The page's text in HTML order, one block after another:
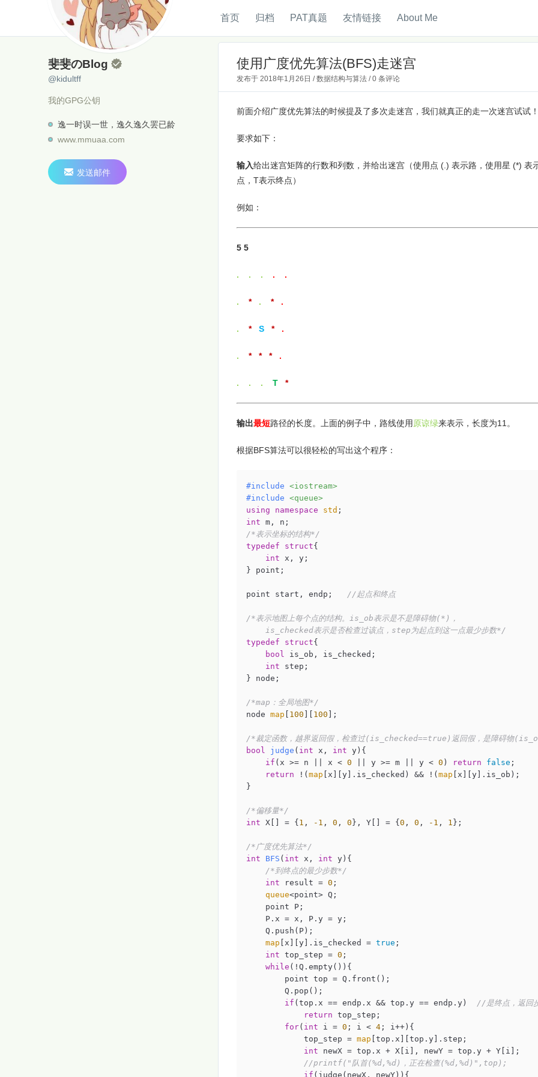
斐斐のBlog
@kidultff
首页 归档 PAT真题 友情链接 About Me
斐斐のBlog 
@kidultff
我的GPG公钥
逸一时误一世，逸久逸久罢已龄
www.mmuaa.com
 发送邮件
使用广度优先算法(BFS)走迷宫
发布于 2018年1月26日 /数据结构与算法/0 条评论
前面介绍广度优先算法的时候提及了多次走迷宫，我们就真正的走一次迷宫试试
要求如下：
输入给出迷宫矩阵的行数和列数，并给出迷宫（使用点 (.) 表示路，使用星 (*) 表
点，T表示终点）
例如：
5 5
. . . . .
. * . * .
. * S * .
. * * * .
. . . T *
输出最短路径的长度。上面的例子中，路线使用 原谅绿来表示，长度为11。
根据BFS算法可以很轻松的写出这个程序：
#include
<iostream>
#include
<queue>
using
namespace std
int
/*表示坐标的结构*/
typedef
struct{
int x, y;
} point;
point start, endp; //起点和终点
/*表示地图上每个点的结构。is_ob表示是不是障碍物(*)，
is_checked表示是否检查过该点，step为起点到这一点最少步数*/
typedef
struct{
bool
is_ob, is_checked;
int step;
} node;
/*map：全局地图*/
node map 100 100 ];
/*裁定函数，越界返回假，检查过(is_checked==true)返回假，是障碍物
bool
judge ( int x, int y) {
if (x >= n || x < 0 || y >= m || y < 0 ) return false ;
return !(map [x][y].is_checked) && !(map [x][y].is_ob);
}
/*偏移量*/
int X[] = { 1 , -1 , 0 , 0 }, Y[] = {0 , 0 , -1 , 1 };
/*广度优先算法*/
int
BFS ( int x, int y) {
/*到终点的最少步数*/
int result = 0 ;
queue<point> Q;
point P;
P.x = x, P.y = y;
Q.push(P);
map [x][y].is_checked = true ;
int top_step = 0 ;
while (!Q.empty()){
point top = Q.front();
Q.pop();
if (top.x == endp.x && top.y == endp.y)
//是终点，返回
return top_step;
for( int i = 0 ; i < 4 ; i++){
top_step = map [top.x][top.y].step;
int newX = top.x + X[i], newY = top.y + Y[i];
//printf("队首(%d,%d)，正在检查(%d,%d)",top);
if (judge(newX, newY)){